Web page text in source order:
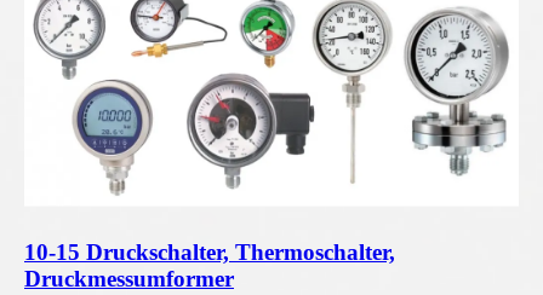
10-15 Druckschalter, Thermoschalter,
Druckmessumformer